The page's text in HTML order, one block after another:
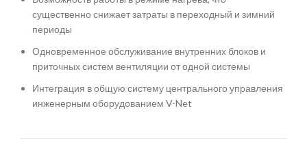
существенно снижает затраты в переходный и зимний
периоды
Одновременное обслуживание внутренних блоков и
приточных систем вентиляции от одной системы
Интеграция в общую систему центрального управления
инженерным оборудованием V-Net